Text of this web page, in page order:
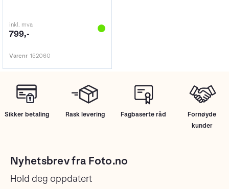
inkl. mva
799,-
Varenr 152060
Sikker betaling Rask levering Fagbaserte råd
Fornøyde
kunder
Nyhetsbrev fra Foto.no
Hold deg oppdatert